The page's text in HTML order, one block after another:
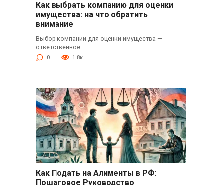
Как выбрать компанию для оценки
имущества: на что обратить
внимание
Выбор компании для оценки имущества —
ответственное
0 1.8к.
Как Подать на Алименты в РФ:
Пошаговое Руководство